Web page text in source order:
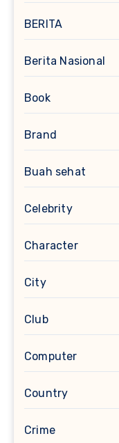
BERITA
Berita Nasional
Book
Brand
Buah sehat
Celebrity
Character
City
Club
Computer
Country
Crime